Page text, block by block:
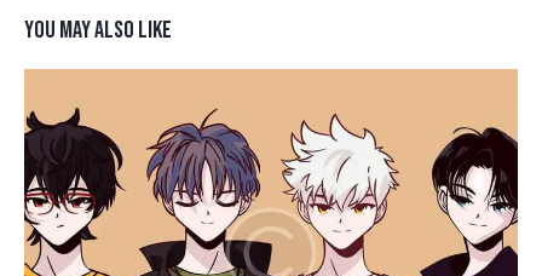
YOU MAY ALSO LIKE